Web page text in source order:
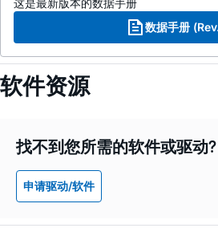
这是最新版本的数据手册
数据手册
软件资源
找不到您所需的软件或驱动?
申请驱动/软件